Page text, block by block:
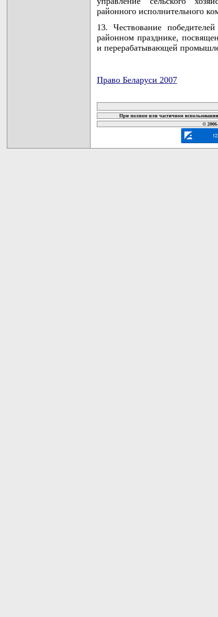
районного исполнительного
13. Чествование
районном празднике,
и перерабатывающей
Право Беларуси 2007
При полном или частичном
©